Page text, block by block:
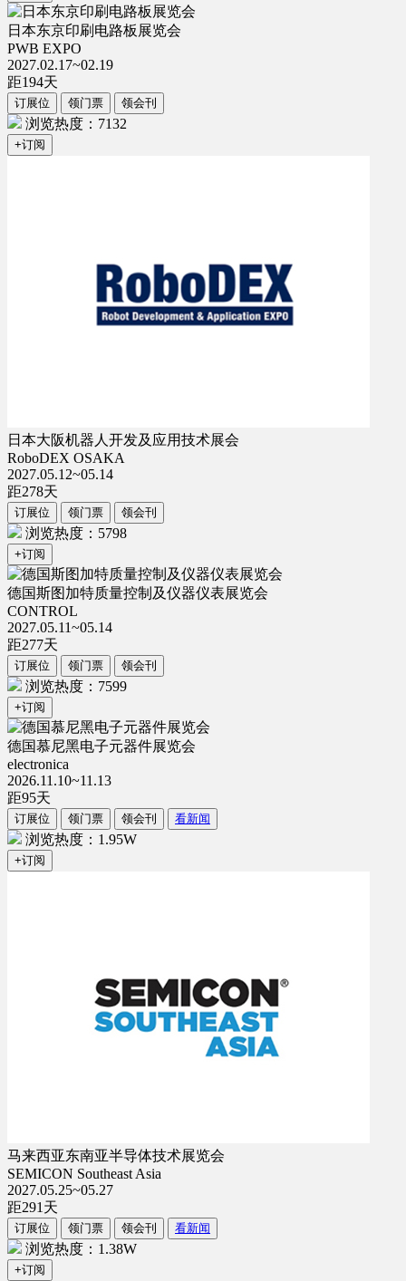
日本东京印刷电路板展览会
PWB EXPO
2027.02.17~02.19
距194天
订展位 领门票 领会刊
浏览热度：7132
+订阅
日本大阪机器人开发及应用技术展会
RoboDEX OSAKA
2027.05.12~05.14
距278天
订展位 领门票 领会刊
浏览热度：5798
+订阅
德国斯图加特质量控制及仪器仪表展览会
CONTROL
2027.05.11~05.14
距277天
订展位 领门票 领会刊
浏览热度：7599
+订阅
德国慕尼黑电子元器件展览会
electronica
2026.11.10~11.13
距95天
订展位 领门票 领会刊 看新闻
浏览热度：1.95W
+订阅
马来西亚东南亚半导体技术展览会
SEMICON Southeast Asia
2027.05.25~05.27
距291 天
订展位 领门票 领会刊 看新闻
浏览热度：1.38W
+订阅